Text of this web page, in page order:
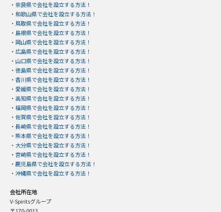
・ 奈良県で会社を設立する方法！
・ 和歌山県で会社を設立する方法！
・ 鳥取県で会社を設立する方法！
・ 島根県で会社を設立する方法！
・ 岡山県で会社を設立する方法！
・ 広島県で会社を設立する方法！
・ 山口県で会社を設立する方法！
・ 徳島県で会社を設立する方法！
・ 香川県で会社を設立する方法！
・ 愛媛県で会社を設立する方法！
・ 高知県で会社を設立する方法！
・ 福岡県で会社を設立する方法！
・ 佐賀県で会社を設立する方法！
・ 長崎県で会社を設立する方法！
・ 熊本県で会社を設立する方法！
・ 大分県で会社を設立する方法！
・ 宮崎県で会社を設立する方法！
・ 鹿児島県で会社を設立する方法！
・ 沖縄県で会社を設立する方法！
会社所在地
V-Spiritsグループ